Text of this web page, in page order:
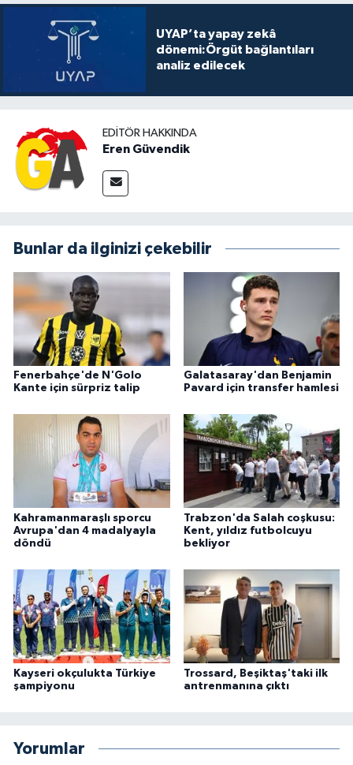
UYAP’ta yapay zekâ
dönemi:Örgüt bağlantıları
analiz edilecek
EDITÖR HAKKINDA
Eren Güvendik
Bunlar da ilginizi çekebilir
Fenerbahçe'de N'Golo
Kante için sürpriz talip
Galatasaray'dan Benjamin
Pavard için transfer hamlesi
Kahramanmaraşlı sporcu
Avrupa'dan 4 madalyayla
döndü
Trabzon'da Salah coşkusu:
Kent, yıldız futbolcuyu
bekliyor
Kayseri okçulukta Türkiye
şampiyonu
Trossard, Beşiktaş'taki ilk
antrenmanına çıktı
Yorumlar